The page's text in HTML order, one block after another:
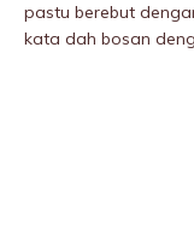
pastu berebut
kata dah bosan